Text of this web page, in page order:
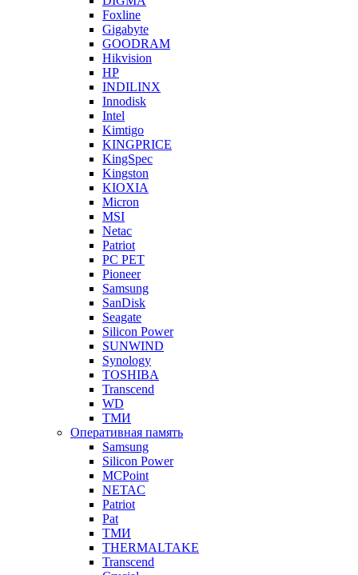
Foxline
Gigabyte
GOODRAM
Hikvision
HP
INDILINX
Innodisk
Intel
Kimtigo
KINGPRICE
KingSpec
Kingston
KIOXIA
Micron
MSI
Netac
Patriot
PC PET
Pioneer
Samsung
SanDisk
Seagate
Silicon Power
SUNWIND
Synology
TOSHIBA
Transcend
WD
ТМИ
Оперативная память
Samsung
Silicon Power
MCPoint
NETAC
Patriot
Pat
ТМИ
THERMALTAKE
Transcend